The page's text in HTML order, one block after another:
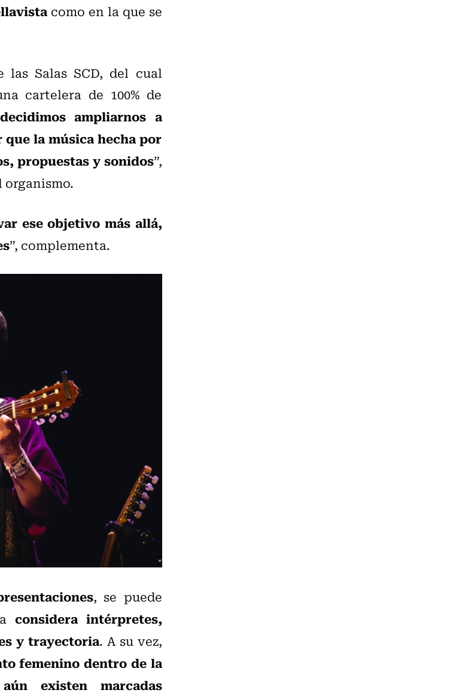
como en la que se
las Salas SCD, del cual
cartelera de 100% de
ampliarnos a
la música hecha por
propuestas y sonidos”,
organismo.
ese objetivo más allá,
”, complementa.
, se puede
considera intérpretes,
y trayectoria. A su vez,
femenino dentro de la
existen marcadas